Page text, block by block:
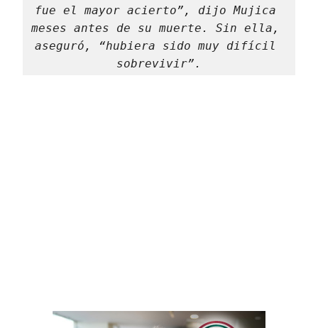
fue el mayor acierto”, dijo Mujica
meses antes de su muerte. Sin ella,
aseguró, “hubiera sido muy difícil
sobrevivir”.